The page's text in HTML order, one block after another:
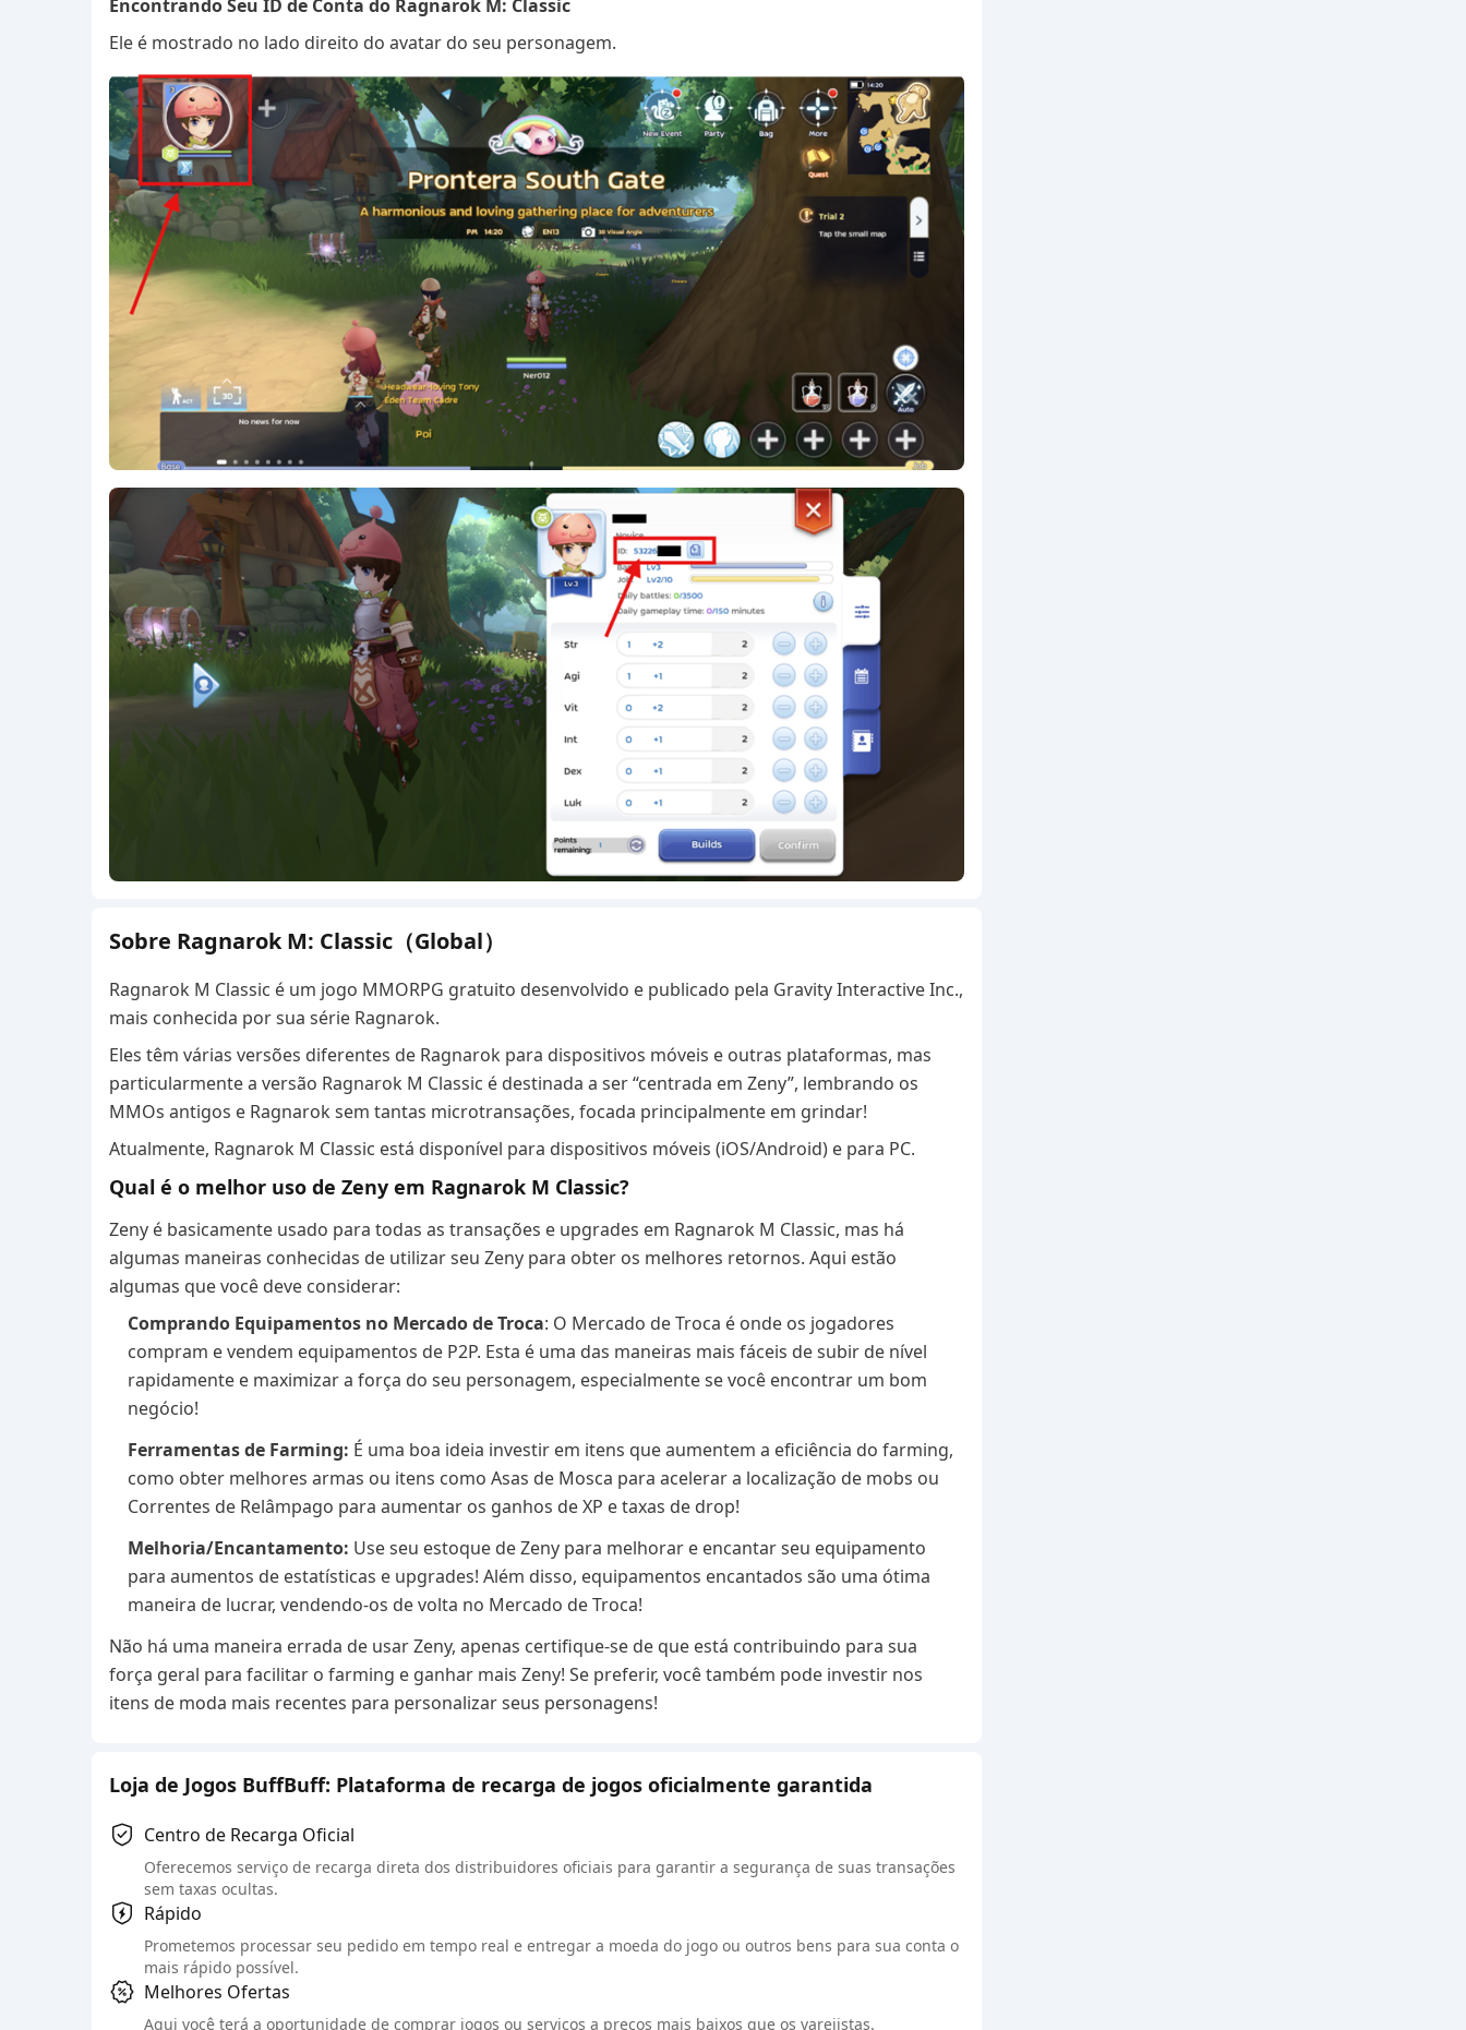
Encontrando Seu ID de Conta do Ragnarok M: Classic
Ele é mostrado no lado direito do avatar do seu personagem.
Sobre Ragnarok M: Classic（Global）
Ragnarok M Classic é um jogo MMORPG gratuito desenvolvido e publicado pela Gravity Interactive Inc.,
mais conhecida por sua série Ragnarok.
Eles têm várias versões diferentes de Ragnarok para dispositivos móveis e outras plataformas, mas
particularmente a versão Ragnarok M Classic é destinada a ser “centrada em Zeny”, lembrando os
MMOs antigos e Ragnarok sem tantas microtransações, focada principalmente em grindar!
Atualmente, Ragnarok M Classic está disponível para dispositivos móveis (iOS/Android) e para PC.
Qual é o melhor uso de Zeny em Ragnarok M Classic?
Zeny é basicamente usado para todas as transações e upgrades em Ragnarok M Classic, mas há
algumas maneiras conhecidas de utilizar seu Zeny para obter os melhores retornos. Aqui estão
algumas que você deve considerar:
Comprando Equipamentos no Mercado de Troca: O Mercado de Troca é onde os jogadores
compram e vendem equipamentos de P2P. Esta é uma das maneiras mais fáceis de subir de nível
rapidamente e maximizar a força do seu personagem, especialmente se você encontrar um bom
negócio!
Ferramentas de Farming: É uma boa ideia investir em itens que aumentem a eficiência do farming,
como obter melhores armas ou itens como Asas de Mosca para acelerar a localização de mobs ou
Correntes de Relâmpago para aumentar os ganhos de XP e taxas de drop!
Melhoria/Encantamento: Use seu estoque de Zeny para melhorar e encantar seu equipamento
para aumentos de estatísticas e upgrades! Além disso, equipamentos encantados são uma ótima
maneira de lucrar, vendendo-os de volta no Mercado de Troca!
Não há uma maneira errada de usar Zeny, apenas certifique-se de que está contribuindo para sua
força geral para facilitar o farming e ganhar mais Zeny! Se preferir, você também pode investir nos
itens de moda mais recentes para personalizar seus personagens!
Loja de Jogos BuffBuff: Plataforma de recarga de jogos oficialmente garantida
Centro de Recarga Oficial
Oferecemos serviço de recarga direta dos distribuidores oficiais para garantir a segurança de suas transações
sem taxas ocultas.
Rápido
Prometemos processar seu pedido em tempo real e entregar a moeda do jogo ou outros bens para sua conta o
mais rápido possível.
Melhores Ofertas
Aqui você terá a oportunidade de comprar jogos ou serviços a preços mais baixos que os varejistas.